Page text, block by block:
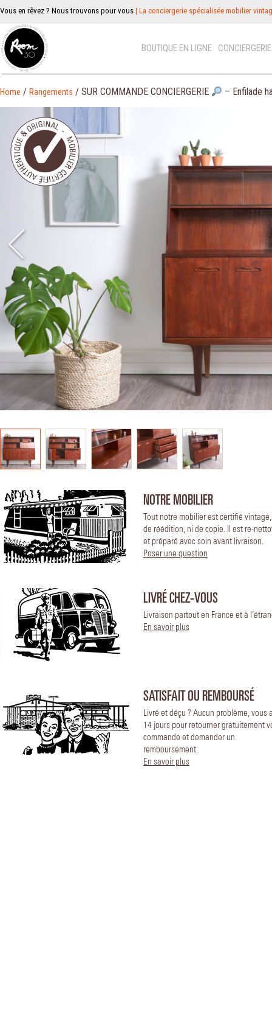
Vous en rêvez ? Nous trouvons pour vous | La conciergerie spécialisée mobilier
BOUTIQUE EN LIGNE
Home / Rangements / SUR COMMANDE CONCIERGERIE – Enfilade
NOTRE MOBILIER
Tout notre mobilier est certifié
de réédition, ni de copie. Il est re-
et préparé avec soin avant livraison.
Poser une question
LIVRÉ CHEZ-VOUS
Livraison partout en France et à
En savoir plus
SATISFAIT OU REMBOURSÉ
Livré et déçu ? Aucun problème, vous
14 jours pour retourner gratuitement
commande et demander un
remboursement.
En savoir plus